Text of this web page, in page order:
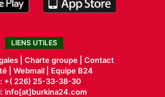
LIENS UTILES
| Charte groupe | Contact
| Webmail |
Equipe B24
+( 226) 25-33-38-30
info[at]burkina24.com